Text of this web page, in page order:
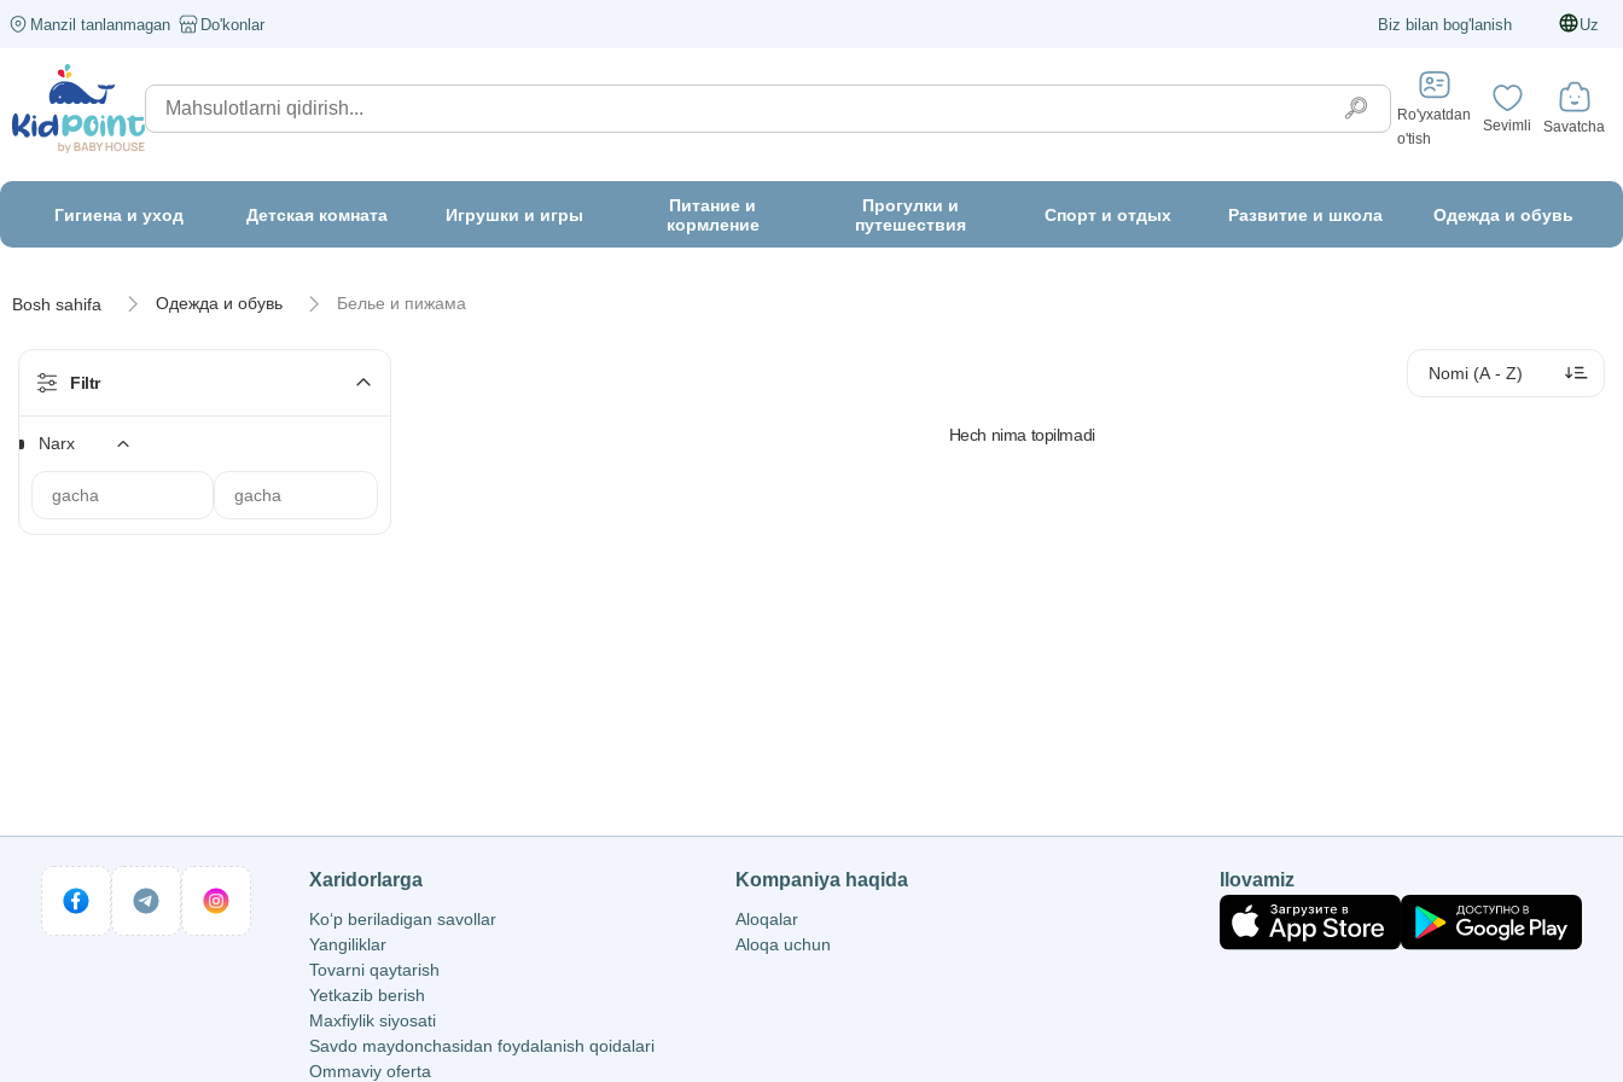
Manzil tanlanmagan Do'konlar Biz bilan bog'lanish Uz
Ro'yxatdan
o'tish
Sevimli Savatcha
Гигиена и уход Детская комната Игрушки и игры
Питание и
кормление
Прогулки и
путешествия
Спорт и отдых Развитие и школа Одежда и обувь
Bosh sahifa Одежда и обувь Белье и пижама
Hech nima topilmadi
Filtr
Narx
Xaridorlarga
Ko‘p beriladigan savollar
Yangiliklar
Tovarni qaytarish
Yetkazib berish
Maxfiylik siyosati
Savdo maydonchasidan foydalanish qoidalari
Ommaviy oferta
Kompaniya haqida
Aloqalar
Aloqa uchun
Ilovamiz